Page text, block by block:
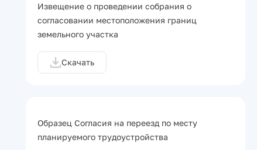
Извещение о проведении собрания о
согласовании местоположения границ
земельного участка
Скачать
Образец Согласия на переезд по месту
планируемого трудоустройства